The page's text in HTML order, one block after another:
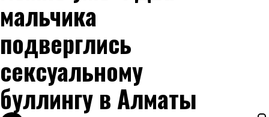
мальчика
подверглись
сексуальному
буллингу в Алматы